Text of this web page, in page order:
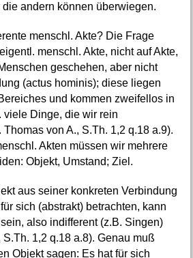
andern können überwiegen.
menschl. Akte? Die Frage
menschl. Akte, nicht auf Akte,
geschehen, aber nicht
(actus hominis); diese liegen
und kommen zweifellos in
viele Dinge, die wir rein
von A., S.Th. 1,2 q.18 a.9).
Akten müssen wir mehrere
Objekt, Umstand; Ziel.
aus seiner konkreten Verbindung
sich (abstrakt) betrachten, kann
also indifferent (z.B. Singen)
1,2 q.18 a.8). Genau muß
Objekt sagen: Es hat für sich